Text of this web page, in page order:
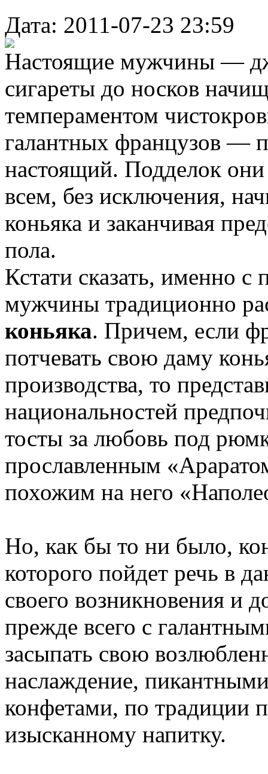
Дата: 2011-07-23 23:59
Настоящие мужчины —
сигареты до носков
темпераментом
галантных французов —
настоящий. Подделок
всем, без исключения,
коньяка и заканчивая
пола.
Кстати сказать, именно
мужчины традиционно
коньяка. Причем, если
потчевать свою даму
производства, то
национальностей
тосты за любовь под
прославленным
похожим на него
Но, как бы то ни было,
которого пойдет речь в
своего возникновения и
прежде всего с
засыпать свою
наслаждение,
конфетами, по традиции
изысканному напитку.